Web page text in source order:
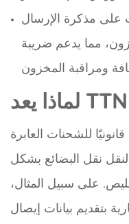
على مذكرة الإرسال
مما يدعم ضريبة
للشحنات العابرة
نقل البضائع بشكل
على سبيل المثال،
بتقديم بيانات إيصال